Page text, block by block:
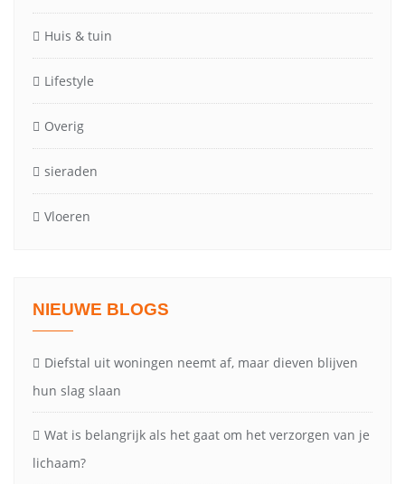
Huis & tuin
Lifestyle
Overig
sieraden
Vloeren
NIEUWE BLOGS
Diefstal uit woningen neemt af, maar dieven blijven
hun slag slaan
Wat is belangrijk als het gaat om het verzorgen van je
lichaam?